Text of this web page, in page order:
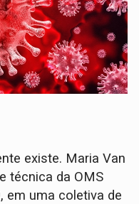
existe. Maria Van
técnica da OMS
em uma coletiva de